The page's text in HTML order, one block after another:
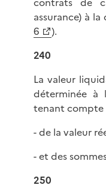
assurance) à
6
).
240
La valeur
déterminée
tenant compte
- de la valeur
- et des
250